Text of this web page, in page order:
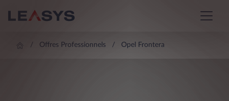
Offres Professionnels Opel Frontera